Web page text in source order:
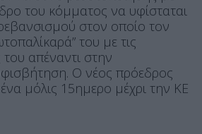
του κόμματος να υφίσταται
ρεβανσισμού στον οποίο τον
του με τις
του απέναντι στην
Ο νέος πρόεδρος
μόλις 15ημερο μέχρι την ΚΕ